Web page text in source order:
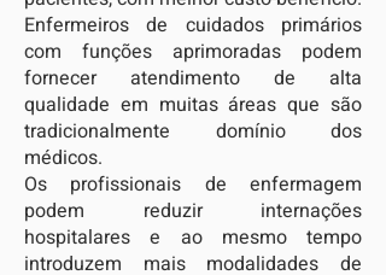
Enfermeiros de cuidados primários
com funções aprimoradas podem
fornecer atendimento de alta
qualidade em muitas áreas que são
tradicionalmente domínio dos
médicos.
Os profissionais de enfermagem
podem reduzir internações
hospitalares e ao mesmo tempo
introduzem mais modalidades de